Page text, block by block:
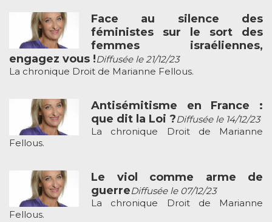
Face au silence des
féministes sur le sort des
femmes israéliennes,
engagez vous !Diffusée le 21/12/23
La chronique Droit de Marianne Fellous.
Antisémitisme en France :
que dit la Loi ?Diffusée le 14/12/23
La chronique Droit de Marianne
Fellous.
Le viol comme arme de
guerreDiffusée le 07/12/23
La chronique Droit de Marianne
Fellous.